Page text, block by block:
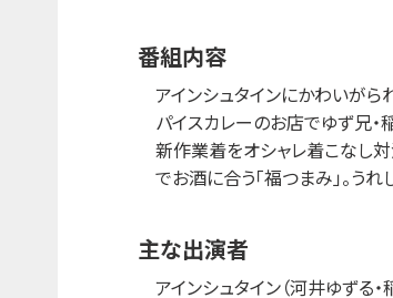
番組内容
アインシュタインにかわいが
パイスカレーのお店でゆず兄
新作業着をオシャレ着こなし
でお酒に合う「福つまみ」。う
主な出演者
アインシュタイン（河井ゆずる・